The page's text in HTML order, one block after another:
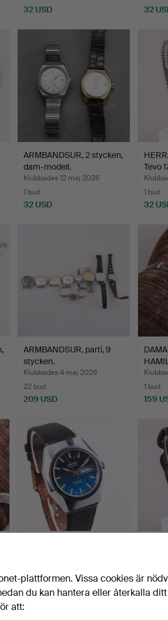
32 USD 32
ARMBANDSUR, 2 stycken,
dam-modell.
Klubbades 12 maj 2026
1 bud
32 USD
Tevo
1…
1 bud
32
ARMBANDSUR, parti, 9
stycken.
Klubbades 4 maj 2026
22 bud
209 USD
1 bud
159
9 bud
69 USD
7 bud
59 USD
plattformen. Vissa cookies är
du kan hantera eller återkalla ditt
att: